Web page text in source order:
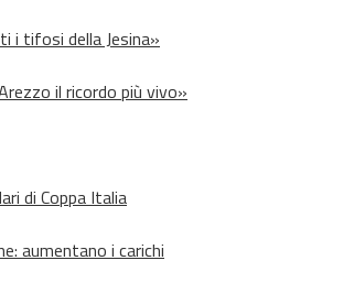
i tifosi della Jesina»
il ricordo più vivo»
di Coppa Italia
aumentano i carichi